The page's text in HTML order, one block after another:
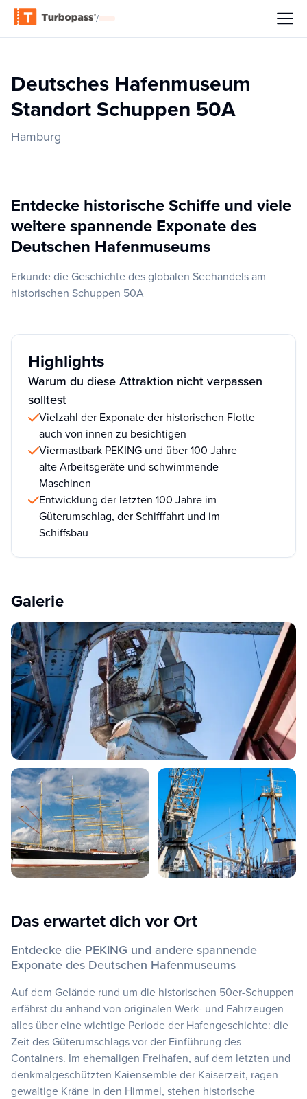
/
Deutsches Hafenmuseum
Standort Schuppen 50A
Hamburg
Entdecke historische Schiffe und viele
weitere spannende Exponate des
Deutschen Hafenmuseums
Erkunde die Geschichte des globalen Seehandels am
historischen Schuppen 50A
Highlights
Warum du diese Attraktion nicht verpassen
solltest
Vielzahl der Exponate der historischen Flotte
auch von innen zu besichtigen
Viermastbark PEKING und über 100 Jahre
alte Arbeitsgeräte und schwimmende
Maschinen
Entwicklung der letzten 100 Jahre im
Güterumschlag, der Schifffahrt und im
Schiffsbau
Galerie
Das erwartet dich vor Ort
Entdecke die PEKING und andere spannende
Exponate des Deutschen Hafenmuseums
Auf dem Gelände rund um die historischen 50er-Schuppen
erfährst du anhand von originalen Werk- und Fahrzeugen
alles über eine wichtige Periode der Hafengeschichte: die
Zeit des Güterumschlags vor der Einführung des
Containers. Im ehemaligen Freihafen, auf dem letzten und
denkmalgeschützten Kaiensemble der Kaiserzeit, ragen
gewaltige Kräne in den Himmel, stehen historische